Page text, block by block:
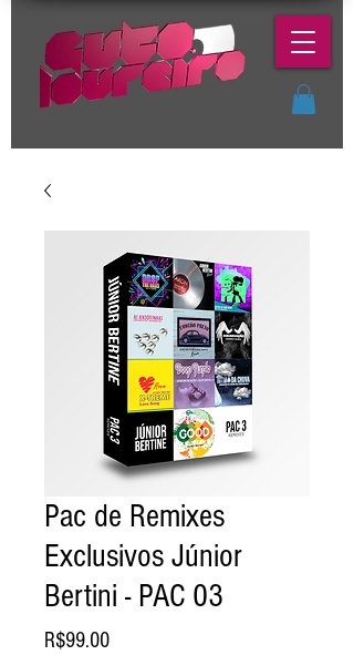
Pac de Remixes
Exclusivos Júnior
Bertini - PAC 03
R$99.00Price